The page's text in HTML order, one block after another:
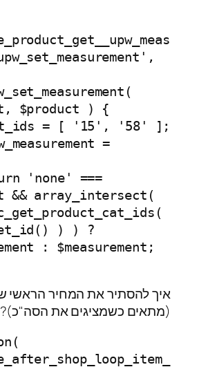
$product ) {
&& array_intersect(
) ) ?
: $measurement;
איך להסתיר את המחיר הראשי
(מתאים כשמציגים את הסה"כ)?